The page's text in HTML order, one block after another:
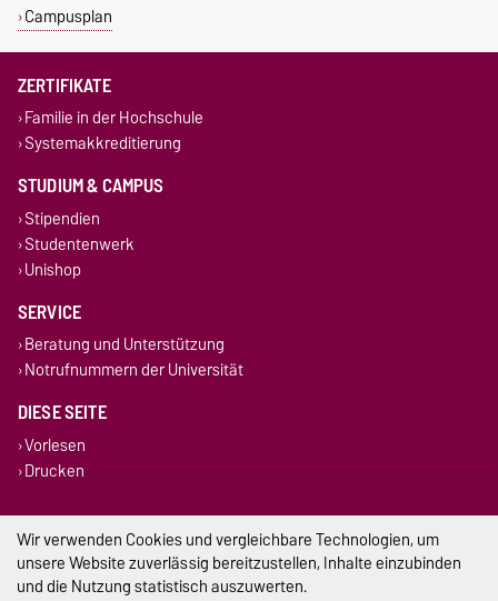
Campusplan
ZERTIFIKATE
Familie in der Hochschule
Systemakkreditierung
STUDIUM & CAMPUS
Stipendien
Studentenwerk
Unishop
SERVICE
Beratung und Unterstützung
Notrufnummern der Universität
DIESE SEITE
Vorlesen
Drucken
Impressum
Datenschutz
Wir verwenden Cookies und vergleichbare Technologien, um
unsere Website zuverlässig bereitzustellen, Inhalte einzubinden
und die Nutzung statistisch auszuwerten.